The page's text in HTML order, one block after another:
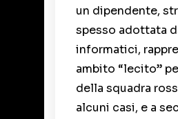
un dipendente,
spesso adottata
informatici,
ambito “lecito”
della squadra
alcuni casi, e a